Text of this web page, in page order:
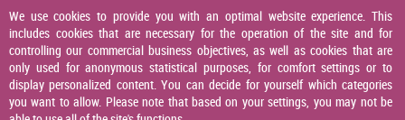
We use cookies to provide you with an optimal website experience. This
includes cookies that are necessary for the operation of the site and for
controlling our commercial business objectives, as well as cookies that are
only used for anonymous statistical purposes, for comfort settings or to
display personalized content. You can decide for yourself which categories
you want to allow. Please note that based on your settings, you may not be